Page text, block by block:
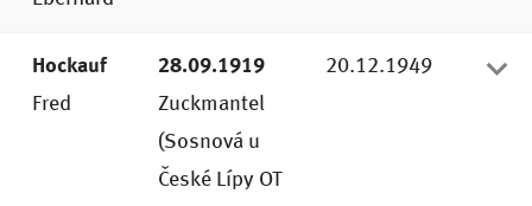
Hockauf
Fred
28.09.1919
Zuckmantel
(Sosnová u
České Lípy OT
20.12.1949